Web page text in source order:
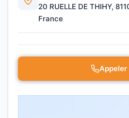
20 RUELLE DE THIHY,
France
Appeler